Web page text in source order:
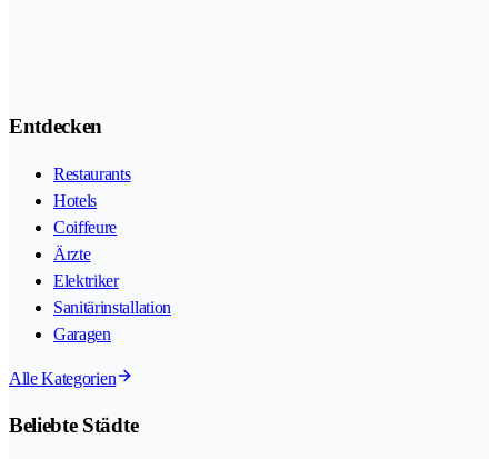
Entdecken
Restaurants
Hotels
Coiffeure
Ärzte
Elektriker
Sanitärinstallation
Garagen
Alle Kategorien
Beliebte Städte